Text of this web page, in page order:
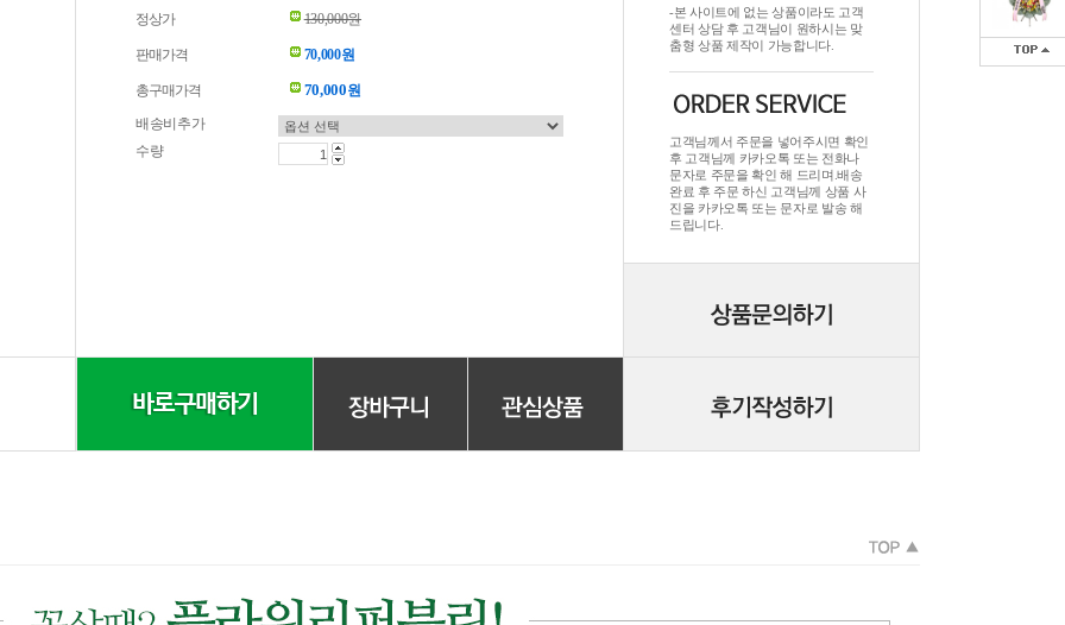
정상가 130,000원
판매가격 70,000원
총구매가격 70,000원
배송비추가
수량
-본 사이트에 없는 상품이라도 고객
센터 상담 후 고객님이 원하시는 맞
춤형 상품 제작이 가능합니다.
고객님께서 주문을 넣어주시면 확인
후 고객님께 카카오톡 또는 전화나
문자로 주문을 확인 해 드리며.배송
완료 후 주문 하신 고객님께 상품 사
진을 카카오톡 또는 문자로 발송 해
드립니다.